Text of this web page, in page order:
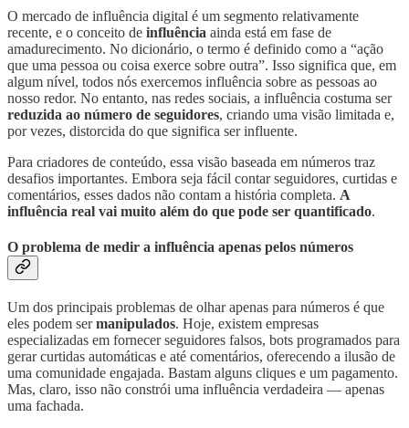
O mercado de influência digital é um segmento relativamente
recente, e o conceito de influência ainda está em fase de
amadurecimento. No dicionário, o termo é definido como a “ação
que uma pessoa ou coisa exerce sobre outra”. Isso significa que, em
algum nível, todos nós exercemos influência sobre as pessoas ao
nosso redor. No entanto, nas redes sociais, a influência costuma ser
reduzida ao número de seguidores, criando uma visão limitada e,
por vezes, distorcida do que significa ser influente.
Para criadores de conteúdo, essa visão baseada em números traz
desafios importantes. Embora seja fácil contar seguidores, curtidas e
comentários, esses dados não contam a história completa. A
influência real vai muito além do que pode ser quantificado.
O problema de medir a influência apenas pelos números
Um dos principais problemas de olhar apenas para números é que
eles podem sermanipulados. Hoje, existem empresas
especializadas em fornecer seguidores falsos, bots programados para
gerar curtidas automáticas e até comentários, oferecendo a ilusão de
uma comunidade engajada. Bastam alguns cliques e um pagamento.
Mas, claro, isso não constrói uma influência verdadeira — apenas
uma fachada.